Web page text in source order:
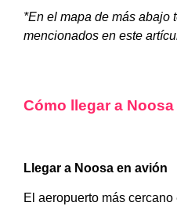
*En el mapa de más abajo
mencionados en este
Cómo llegar a Noosa
Llegar a Noosa en avión
El aeropuerto más